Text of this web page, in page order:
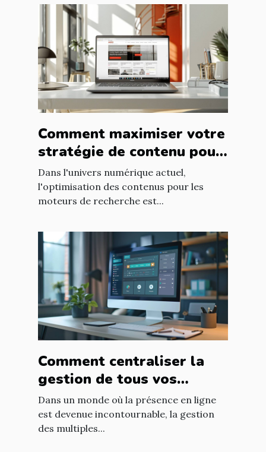
Comment maximiser votre
stratégie de contenu pour
le SEO
Dans l'univers numérique actuel,
l'optimisation des contenus pour les
moteurs de recherche est...
Comment centraliser la
gestion de tous vos
réseaux sociaux en une
seule plateforme
Dans un monde où la présence en ligne
est devenue incontournable, la gestion
des multiples...